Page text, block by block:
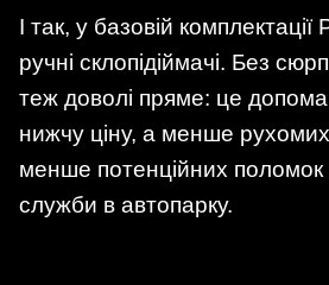
І так, у базовій
ручні склопідіймачі. Без
теж доволі пряме: це
нижчу ціну, а менше
менше потенційних поломок
служби в автопарку.